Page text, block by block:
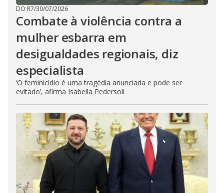
DO R7/30/07/2026
Combate à violência contra a
mulher esbarra em
desigualdades regionais, diz
especialista
‘O feminicídio é uma tragédia anunciada e pode ser
evitado’, afirma Isabella Pedersoli